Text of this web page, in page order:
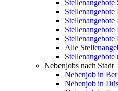
Stellenangebote
Alle
Nebenjobs nach Stadt
Nebenjob in
Nebenjob in